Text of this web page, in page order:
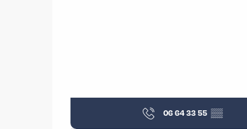
06 64 33 55 ▒▒